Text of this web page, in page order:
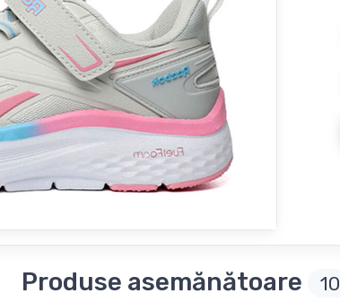
Produse asemănătoare 10